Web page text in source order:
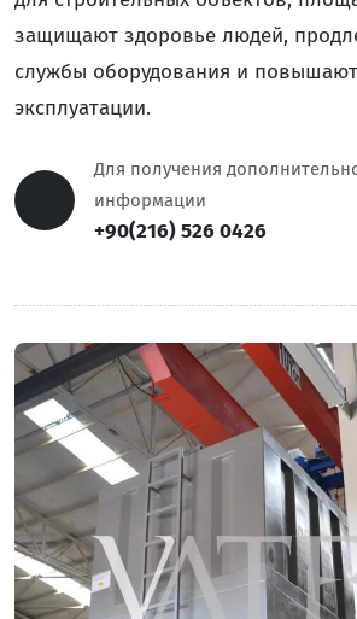
защищают здоровье людей,
службы оборудования и
эксплуатации.
Для получения
информации
+90(216) 526 0426